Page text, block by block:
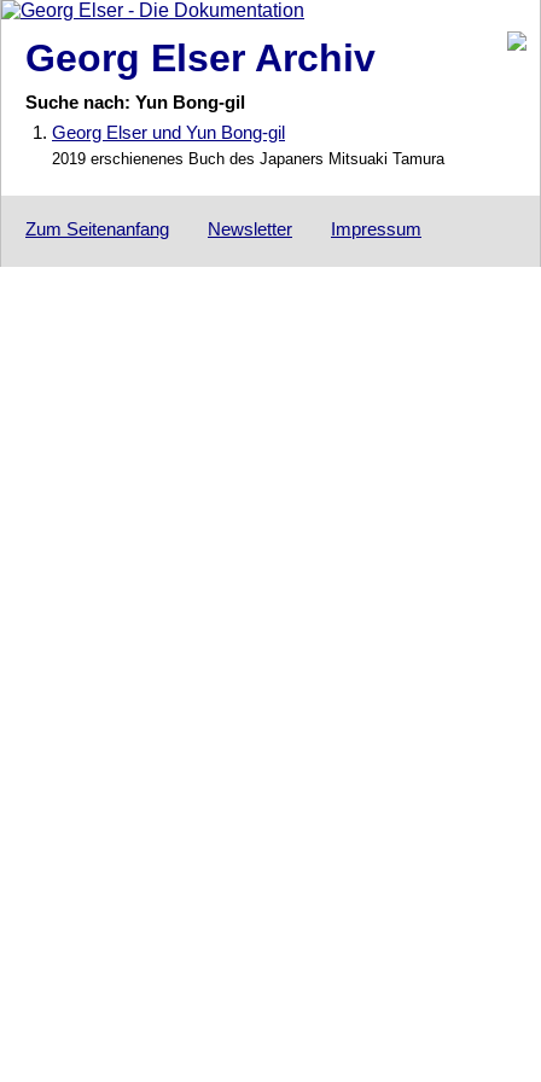
Georg Elser Archiv
Suche nach: Yun Bong-gil
1. Georg Elser und Yun Bong-gil
2019 erschienenes Buch des Japaners Mitsuaki Tamura
Zum Seitenanfang Newsletter Impressum